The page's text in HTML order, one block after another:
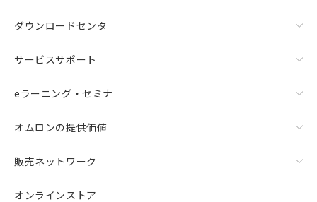
ダウンロードセンタ
サービスサポート
eラーニング・セミナ
オムロンの提供価値
販売ネットワーク
オンラインストア